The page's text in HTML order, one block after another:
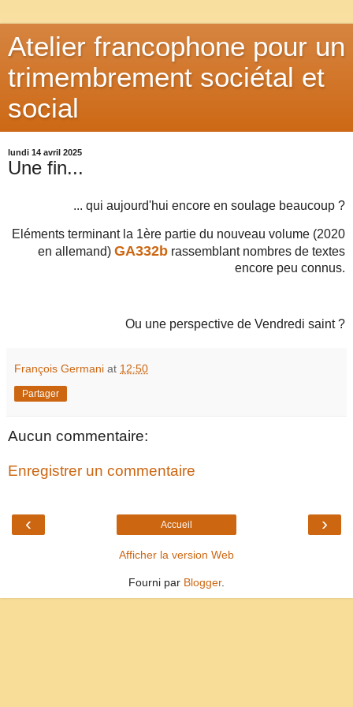
Atelier francophone pour un
trimembrement sociétal et
social
lundi 14 avril 2025
Une fin...
... qui aujourd'hui encore en soulage beaucoup ?
Eléments terminant la 1ère partie du nouveau volume (2020
en allemand) GA332b rassemblant nombres de textes
encore peu connus.
Ou une perspective de Vendredi saint ?
François Germani at 12:50
Partager
Aucun commentaire:
Enregistrer un commentaire
‹ ›
Accueil
Afficher la version Web
Fourni par Blogger.